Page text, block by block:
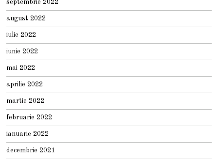
septembrie 2022
august 2022
iulie 2022
iunie 2022
mai 2022
aprilie 2022
martie 2022
februarie 2022
ianuarie 2022
decembrie 2021